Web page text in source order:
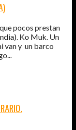
pocos prestan
Ko Muk. Un
van y un barco